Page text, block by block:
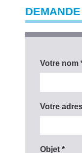
Votre nom
Votre
Objet *